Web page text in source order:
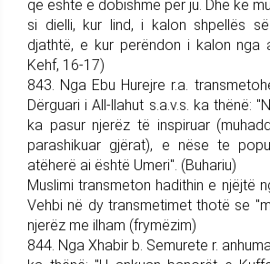
që është e dobishme për ju. Dhe ke
si dielli, kur lind, i kalon shpellës
djathtë, e kur perëndon i kalon nga
Kehf, 16-17)
843. Nga Ebu Hurejre r.a.
Dër­guari i All-llahut s.a.v.s. ka thënë:
ka pasur njerëz të inspiruar
parashikuar gjërat), e nëse te
atëherë ai është Umeri". (Buhariu)
Muslimi trans­me­ton hadi­thin e njëjtë
Vehbi në dy transmetimet thotë se
njerëz me ilham (frymëzim)
844. Nga Xhabir b. Semurete r.